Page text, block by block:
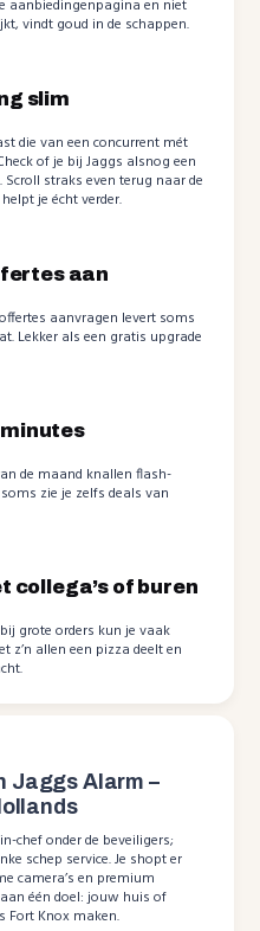
aanbiedingenpagina en niet
vindt goud in de schappen.
slim
die van een concurrent mét
of je bij Jaggs alsnog een
straks even terug naar de
je écht verder.
aan
aanvragen levert soms
Lekker als een gratis upgrade
de maand knallen flash-
zie je zelfs deals van
collega’s of buren
grote orders kun je vaak
allen een pizza deelt en
Jaggs Alarm –
chef onder de beveiligers;
schep service. Je shopt er
camera’s en premium
één doel: jouw huis of
Fort Knox maken.